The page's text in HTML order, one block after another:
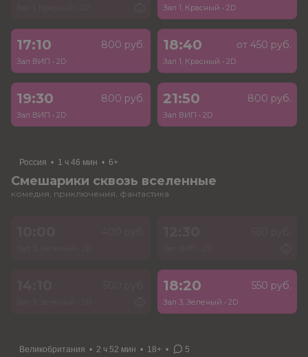
Зал 1, Красный • 2D
17:10 800 руб.
Зал ВИП • 2D
18:40 от 450 руб.
Зал 1, Красный • 2D
19:30 800 руб.
Зал ВИП • 2D
21:50 800 руб.
Зал ВИП • 2D
Россия • 1 ч 46 мин • 6+
Смешарики сквозь вселенные
комедия, приключения, фантастика
18:20 550 руб.
Зал 3, Зеленый • 2D
Великобритания • 2 ч 52 мин • 18+ • 5